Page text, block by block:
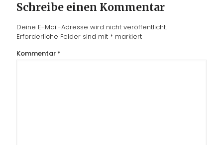
Schreibe einen Kommentar
Deine E-Mail-Adresse wird nicht veröffentlicht.
Erforderliche Felder sind mit * markiert
Kommentar *